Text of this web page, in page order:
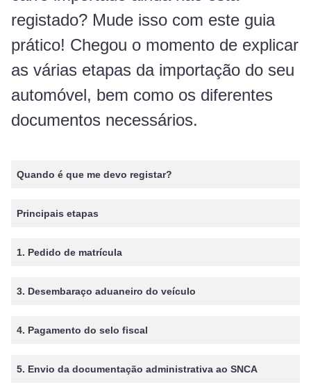
registado? Mude isso com este guia
prático! Chegou o momento de explicar
as várias etapas da importação do seu
automóvel, bem como os diferentes
documentos necessários.
Quando é que me devo registar?
Principais etapas
1. Pedido de matrícula
3. Desembaraço aduaneiro do veículo
4. Pagamento do selo fiscal
5. Envio da documentação administrativa ao SNCA